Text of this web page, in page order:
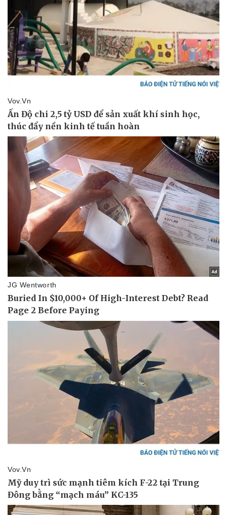
Quân sự - Quốc phòng
Vũ khí
Việt Nam
Phân tích